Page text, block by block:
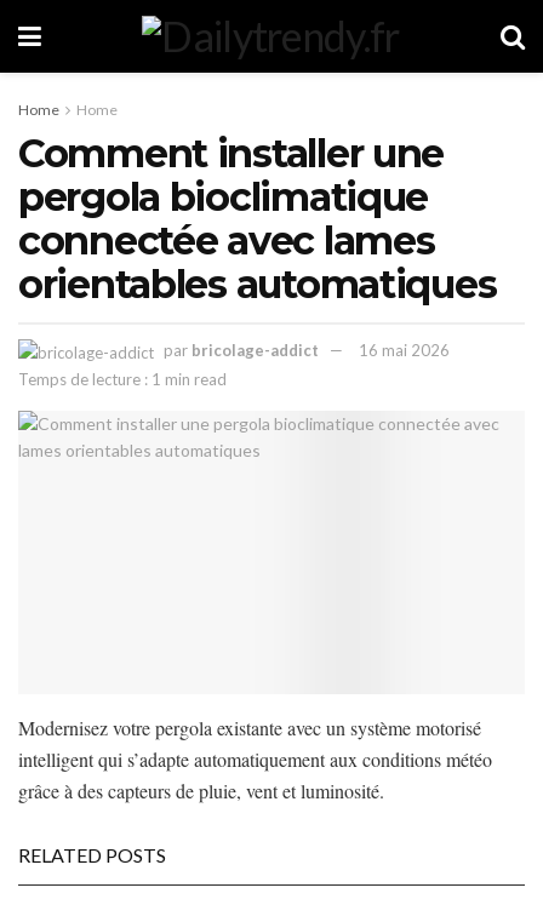
Home Home
Comment installer une
pergola bioclimatique
connectée avec lames
orientables automatiques
par bricolage-addict
16 mai 2026
Temps de lecture : 1 min read
Modernisez votre pergola existante avec un système motorisé
intelligent qui s’adapte automatiquement aux conditions météo
grâce à des capteurs de pluie, vent et luminosité.
RELATED POSTS